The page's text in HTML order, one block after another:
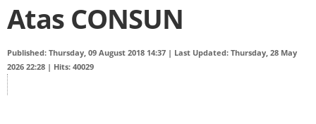
Atas CONSUN
Published: Thursday, 09 August 2018 14:37 | Last Updated: Thursday, 28 May
2026 22:28 | Hits: 40029